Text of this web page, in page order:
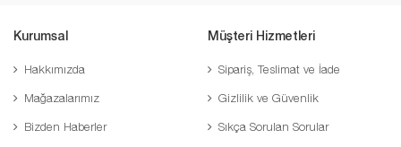
Kurumsal
Hakkımızda
Mağazalarımız
Bizden Haberler
Müşteri Hizmetleri
Sipariş, Teslimat ve İade
Gizlilik ve Güvenlik
Sıkça Sorulan Sorular